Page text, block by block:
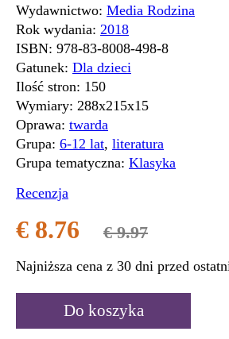
Wydawnictwo: Media Rodzina
Rok wydania: 2018
ISBN: 978-83-8008-498-8
Gatunek: Dla dzieci
Ilość stron: 150
Wymiary: 288x215x15
Oprawa: twarda
Grupa: 6-12 lat, literatura
Grupa tematyczna: Klasyka
Recenzja
€ 8.76 € 9.97
Najniższa cena z 30 dni przed
Do koszyka